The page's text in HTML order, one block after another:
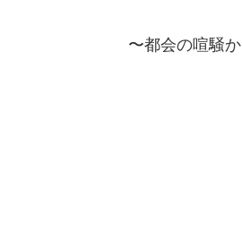
〜都会の喧騒